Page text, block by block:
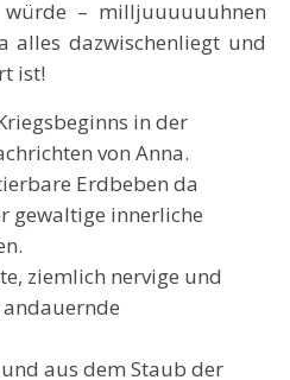
– milljuuuuuuhnen
alles dazwischenliegt und
ist!
in der
von Anna.
Erdbeben da
gewaltige innerliche
ziemlich nervige und
aus dem Staub der